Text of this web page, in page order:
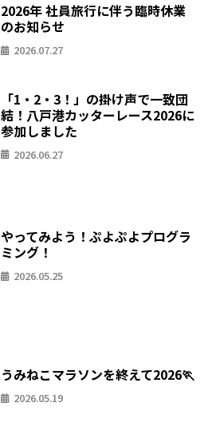
2026年 社員旅行に伴う臨時休業
のお知らせ
2026.07.27
「1・2・3！」の掛け声で一致団
結！八戸港カッターレース2026に
参加しました
2026.06.27
やってみよう！ぷよぷよプログラ
ミング！
2026.05.25
うみねこマラソンを終えて2026🏃
2026.05.19